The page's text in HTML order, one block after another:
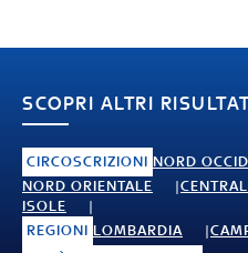
SCOPRI ALTRI
CIRCOSCRIZIONI NORD
NORD ORIENTALE
ISOLE
REGIONI LOMBARDIA